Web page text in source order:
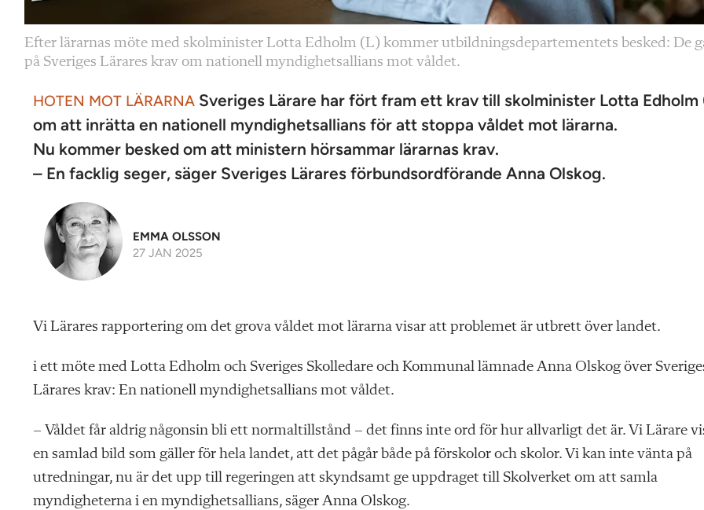
Efter lärarnas möte med skolminister Lotta Edholm (L) kommer utbildningsdepartementets besked: De
på Sveriges Lärares krav om nationell myndighetsallians mot våldet.
HOTEN MOT LÄRARNA Sveriges Lärare har fört fram ett krav till skolminister Lotta Edholm
om att inrätta en nationell myndighetsallians för att stoppa våldet mot lärarna.
Nu kommer besked om att ministern hörsammar lärarnas krav.
– En facklig seger, säger Sveriges Lärares förbundsordförande Anna Olskog.
EMMA OLSSON
27 JAN 2025
Vi Lärares rapportering om det grova våldet mot lärarna visar att problemet är utbrett över landet.
i ett möte med Lotta Edholm och Sveriges Skolledare och Kommunal lämnade Anna Olskog över
Lärares krav: En nationell myndighetsallians mot våldet.
– Våldet får aldrig någonsin bli ett normaltillstånd – det finns inte ord för hur allvarligt det är. Vi Lärare
en samlad bild som gäller för hela landet, att det pågår både på förskolor och skolor. Vi kan inte vänta på
utredningar, nu är det upp till regeringen att skyndsamt ge uppdraget till Skolverket om att samla
myndigheterna i en myndighetsallians, säger Anna Olskog.